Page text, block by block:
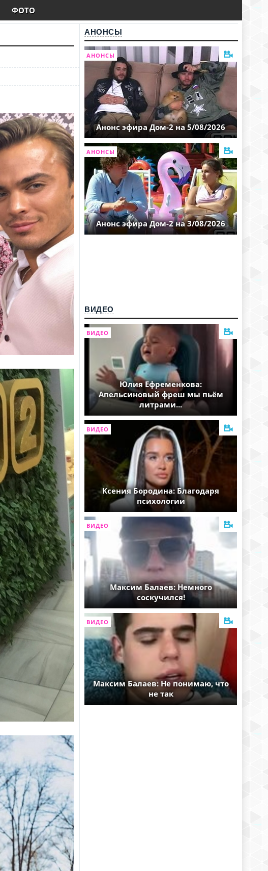
ФОТО
АНОНСЫ
АНОНСЫ
Анонс эфира Дом-2 на 5/08/2026
АНОНСЫ
Анонс эфира Дом-2 на 3/08/2026
ВИДЕО
ВИДЕО
Юлия Ефременкова:
Апельсиновый фреш мы пьём
литрами...
ВИДЕО
Ксения Бородина: Благодаря
психологии
ВИДЕО
Максим Балаев: Немного
соскучился!
ВИДЕО
Максим Балаев: Не понимаю, что
не так